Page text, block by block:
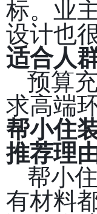
标。业
设计也
适合人
预算
求高端
帮小住
推荐理
帮小
有材料